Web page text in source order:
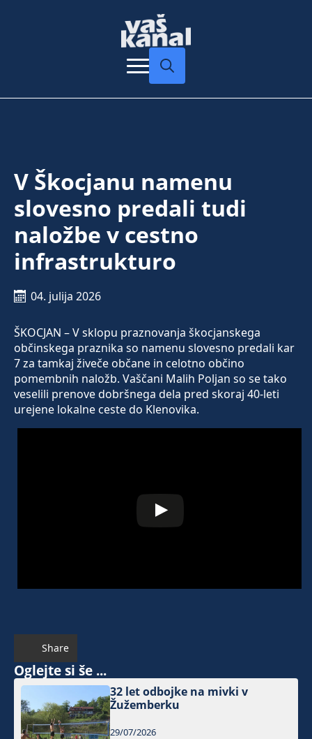
V Škocjanu namenu
slovesno predali tudi
naložbe v cestno
infrastrukturo
04. julija 2026
ŠKOCJAN – V sklopu praznovanja škocjanskega
občinskega praznika so namenu slovesno predali kar
7 za tamkaj živeče občane in celotno občino
pomembnih naložb. Vaščani Malih Poljan so se tako
veselili prenove dobršnega dela pred skoraj 40-leti
urejene lokalne ceste do Klenovika.
Share
Oglejte si še ...
32 let odbojke na mivki v
Žužemberku
29/07/2026